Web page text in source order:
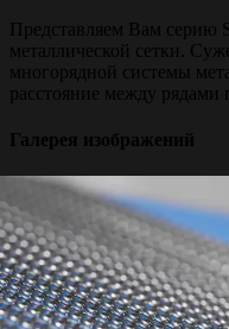
Представляем Вам серию
металлической сетки.
многорядной системы
расстояние между рядами
Галерея изображений